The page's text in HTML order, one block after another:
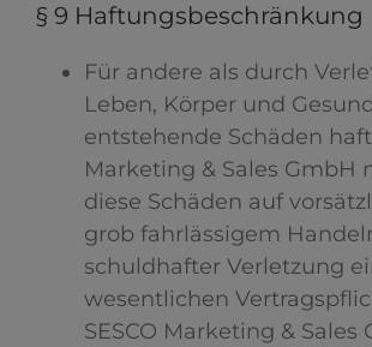
§ 9 Haftungsbeschränkung
Für andere als durch
Leben, Körper und
entstehende Schäden
Marketing & Sales GmbH
diese Schäden auf
grob fahrlässigem
schuldhafter Verletzung
wesentlichen
SESCO Marketing & Sales